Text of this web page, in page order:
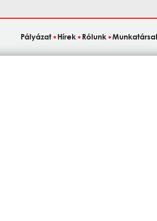
Pályázat Hírek Rólunk